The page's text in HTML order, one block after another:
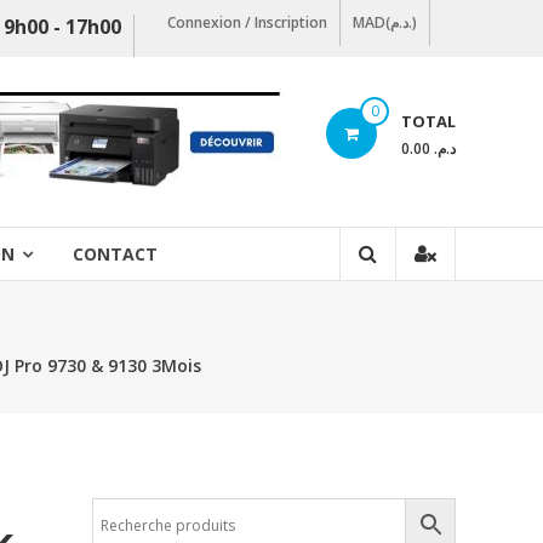
- 17h00 Connexion / Inscription MAD(د.م.)
0 TOTAL
د.م. 0.00
CONTACT
Pro 9730 & 9130 3Mois